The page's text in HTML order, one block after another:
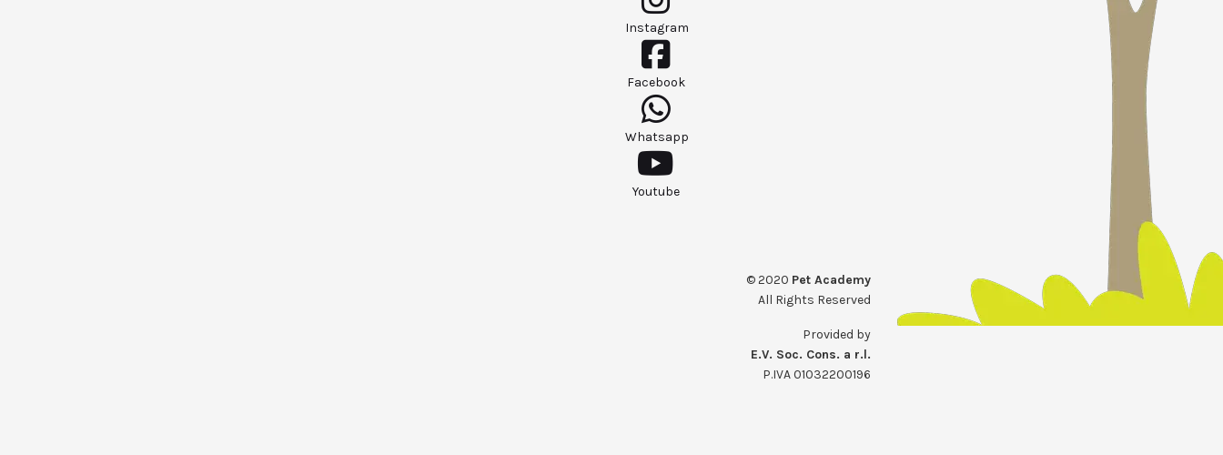
Instagram
Facebook
Whatsapp
Youtube
© 2020 Pet Academy
All Rights Reserved
Provided by
E.V. Soc. Cons. a r.l.
P.IVA 01032200196